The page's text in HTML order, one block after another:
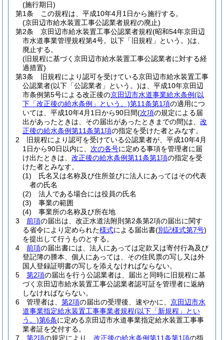
(施行期日)
第1条
この規程は、平成10年4月1日から施行する。
(京田辺市給水装置工事公認業者規程の廃止)
第2条
京田辺市給水装置工事公認業者規程(昭和54年京田辺
市水道事業管理規程第4号。以下「旧規程」という。)は、
廃止する。
(旧規程に基づく京田辺市給水装置工事公認業者に対する経
過措置)
第3条
旧規程により認可を受けている京田辺市給水装置工事
公認業者(以下「公認業者」という。)は、平成10年京田辺
市条例第5号による改正後の京田辺市水道事業給水条例(以
下「改正後の給水条例」という。)第11条第1項の適用につ
いては、平成10年4月1日から90日間(次項の規定による届
出があったときは、その届出があったときまでの間)は、 改
正後の給水条例第11条第1項の指定を受けた者とみなす。
2
旧規程により認可を受けている公認業者が、平成10年4月
1日から90日以内に、 次の各号に定める事項を管理者に届
け出たときは、 改正後の給水条例第11条第1項の指定を受
けた者とみなす。
(1)
氏名又は名称及び住所並びに法人にあってはその代表
者の氏名
(2)
法人である場合には役員の氏名
(3)
事業の範囲
(4)
事業所の名称及び所在地
3
前項の届出は、改正水道法附則第2条第2項の届出に関す
る省令により定められた様式による届出書(別記様式第7号)
を提出して行うものとする。
4
前項の届出書には、法人にあっては定款又は寄付行為及び
登記簿の謄本、個人にあっては、その住民票の写し又は外
国人登録証明書の写しを添えなければならない。
5
第2項の届出を行う公認業者は、届出と同時に旧規程に基
づく京田辺市給水装置工事公認業者認可証を管理者に返納
しなければならない。
6
管理者は、 第2項の届出の受理後、速やかに、 京田辺市水
道事業指定給水装置工事事業者規程(以下「新規程」とい
う。)第6条に定める京田辺市水道事業指定給水装置工事事
業者証を交付する。
7
第2項の規定により、 改正後の給水条例第11条第1項の指